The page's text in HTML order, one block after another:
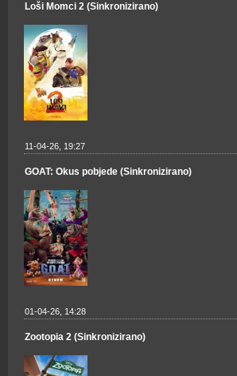
Loši Momci 2 (Sinkronizirano)
11-04-26, 19:27
GOAT: Okus pobjede (Sinkronizirano)
01-04-26, 14:28
Zootopia 2 (Sinkronizirano)